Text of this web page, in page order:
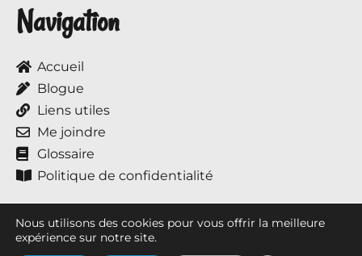
Navigation
Accueil
Blogue
Liens utiles
Me joindre
Glossaire
Politique de confidentialité
Nous utilisons des cookies pour vous offrir la meilleure
expérience sur notre site.